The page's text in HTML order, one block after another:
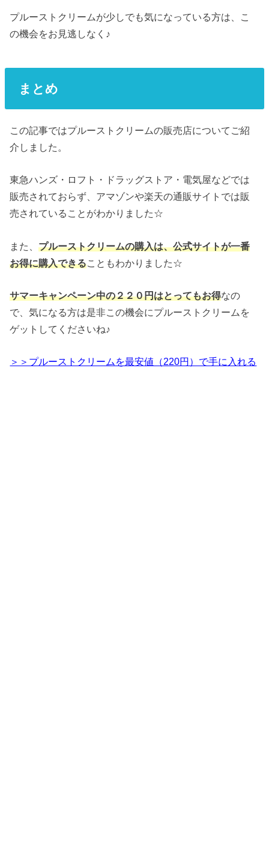
プルーストクリームが少しでも気になっている方は、こ
の機会をお見逃しなく♪
まとめ
この記事ではプルーストクリームの販売店についてご紹
介しました。
東急ハンズ・ロフト・ドラッグストア・電気屋などでは
販売されておらず、アマゾンや楽天の通販サイトでは販
売されていることがわかりました☆
また、プルーストクリームの購入は、公式サイトが一番
お得に購入できる こともわかりました☆
サマーキャンペーン中の２２０円はとってもお得なの
で、気になる方は是非この機会にプルーストクリームを
ゲットしてくださいね♪
＞＞プルーストクリームを最安値（220円）で手に入れる